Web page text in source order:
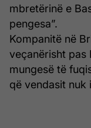
mbretërinë e
pengesa”.
Kompanitë në
veçanërisht pas
mungesë të
që vendasit nuk